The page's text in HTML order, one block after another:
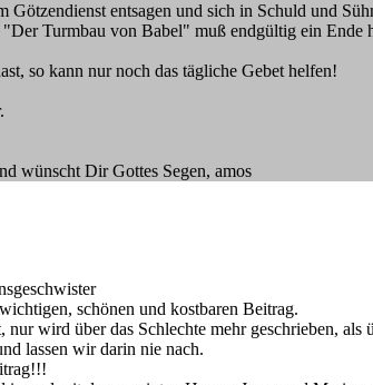
Götzendienst entsagen und sich in Schuld und
"Der Turmbau von Babel" muß endgültig ein Ende
so kann nur noch das tägliche Gebet helfen!
wünscht Dir Gottes Segen, amos
schönen und kostbaren Beitrag.
nur wird über das Schlechte mehr geschrieben,
lassen wir darin nie nach.